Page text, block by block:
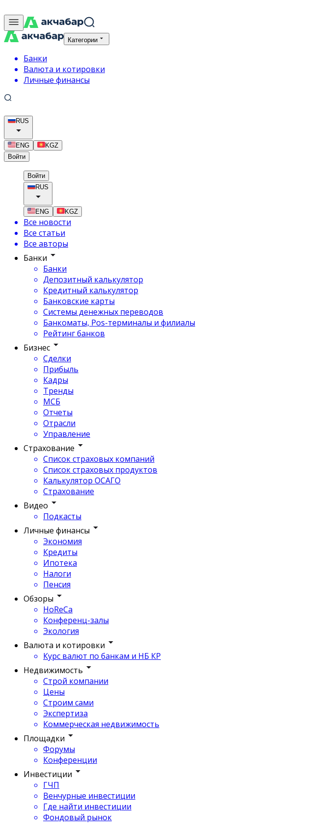
Категории
Банки
Валюта и котировки
Личные финансы
RUS
ENG
KGZ
Войти
Войти
RUS
ENG KGZ
Все новости
Все статьи
Все авторы
Банки
Банки
Депозитный калькулятор
Кредитный калькулятор
Банковские карты
Системы денежных переводов
Банкоматы, Pos-терминалы и филиалы
Рейтинг банков
Бизнес
Сделки
Прибыль
Кадры
Тренды
МСБ
Отчеты
Отрасли
Управление
Страхование
Список страховых компаний
Список страховых продуктов
Калькулятор ОСАГО
Страхование
Видео
Подкасты
Личные финансы
Экономия
Кредиты
Ипотека
Налоги
Пенсия
Обзоры
HoReCa
Конференц-залы
Экология
Валюта и котировки
Курс валют по банкам и НБ КР
Недвижимость
Строй компании
Цены
Строим сами
Экспертиза
Коммерческая недвижимость
Площадки
Форумы
Конференции
Инвестиции
ГЧП
Венчурные инвестиции
Где найти инвестиции
Фондовый рынок